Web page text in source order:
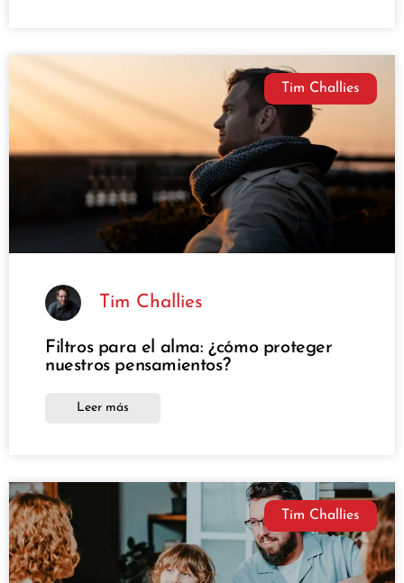
Tim Challies
Tim Challies
Filtros para el alma: ¿cómo proteger
nuestros pensamientos?
Leer más
Tim Challies